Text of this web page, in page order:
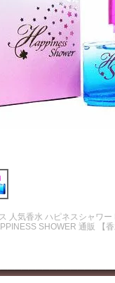
人気香水 ハピネスシャワ
SHOWER 通販 【香